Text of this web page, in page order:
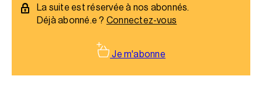
La suite est réservée à nos abonnés.
Déjà abonné.e ? Connectez-vous
Je m'abonne